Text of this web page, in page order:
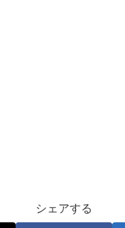
シェアする